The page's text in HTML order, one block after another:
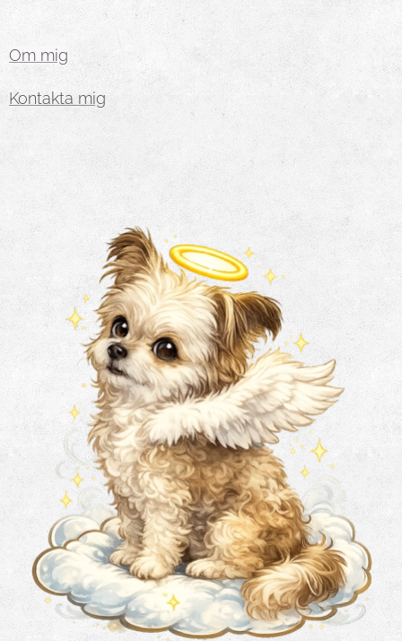
Om mig
Kontakta mig